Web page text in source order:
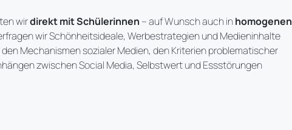
wirdirekt mit Schülerinnen – auf Wunsch auch inhomogenen
wir Schönheitsideale, Werbestrategien und Medieninhalte
Mechanismen sozialer Medien, den Kriterien problematischer
zwischen Social Media, Selbstwert und Essstörungen